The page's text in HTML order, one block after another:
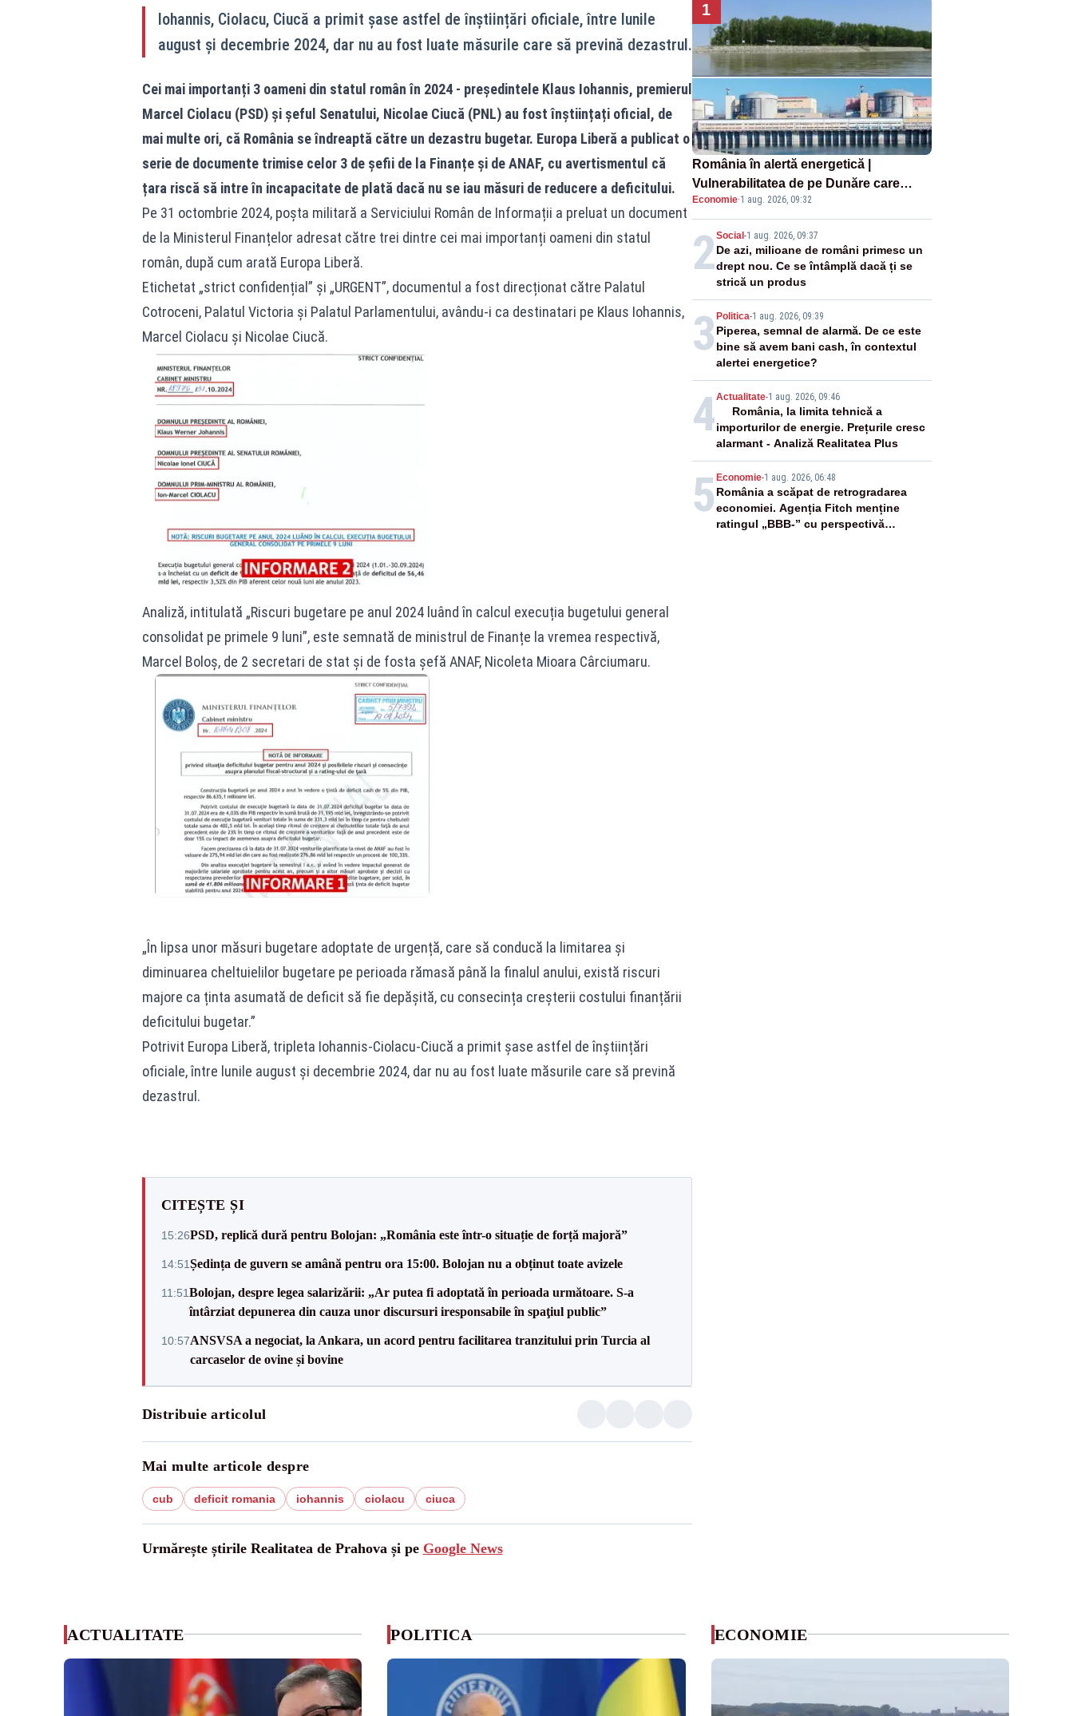
Iohannis, Ciolacu, Ciucă a primit șase astfel de înștiințări oficiale, între lunile
august și decembrie 2024, dar nu au fost luate măsurile care să prevină dezastrul.
Cei mai importanți 3 oameni din statul român în 2024 - președintele Klaus Iohannis, premierul
Marcel Ciolacu (PSD) și șeful Senatului, Nicolae Ciucă (PNL) au fost înștiințați oficial, de
mai multe ori, că România se îndreaptă către un dezastru bugetar. Europa Liberă a publicat o
serie de documente trimise celor 3 de șefii de la Finanțe și de ANAF, cu avertismentul că
țara riscă să intre în incapacitate de plată dacă nu se iau măsuri de reducere a deficitului.
Pe 31 octombrie 2024, poșta militară a Serviciului Român de Informații a preluat un document
de la Ministerul Finanțelor adresat către trei dintre cei mai importanți oameni din statul
român, după cum arată Europa Liberă.
Etichetat „strict confidențial” și „URGENT”, documentul a fost direcționat către Palatul
Cotroceni, Palatul Victoria și Palatul Parlamentului, avându-i ca destinatari pe Klaus Iohannis,
Marcel Ciolacu și Nicolae Ciucă.
Analiză, intitulată „Riscuri bugetare pe anul 2024 luând în calcul execuția bugetului general
consolidat pe primele 9 luni”, este semnată de ministrul de Finanțe la vremea respectivă,
Marcel Boloș, de 2 secretari de stat și de fosta șefă ANAF, Nicoleta Mioara Cârciumaru.
„În lipsa unor măsuri bugetare adoptate de urgență, care să conducă la limitarea și
diminuarea cheltuielilor bugetare pe perioada rămasă până la finalul anului, există riscuri
majore ca ținta asumată de deficit să fie depășită, cu consecința creșterii costului finanțării
deficitului bugetar.”
Potrivit Europa Liberă, tripleta Iohannis-Ciolacu-Ciucă a primit șase astfel de înștiințări
oficiale, între lunile august și decembrie 2024, dar nu au fost luate măsurile care să prevină
dezastrul.
CITEȘTE ȘI
15:26PSD, replică dură pentru Bolojan: „România este într-o situație de forță majoră”
14:51Ședința de guvern se amână pentru ora 15:00. Bolojan nu a obținut toate avizele
11:51Bolojan, despre legea salarizării: „Ar putea fi adoptată în perioada următoare. S-a
întârziat depunerea din cauza unor discursuri iresponsabile în spaţiul public”
10:57ANSVSA a negociat, la Ankara, un acord pentru facilitarea tranzitului prin Turcia al
carcaselor de ovine și bovine
Distribuie articolul
Mai multe articole despre
cub deficit romania iohannis ciolacu ciuca
Urmărește știrile Realitatea de Prahova și pe Google News
1
România în alertă energetică |
Vulnerabilitatea de pe Dunăre care
pune în pericol Centrala Cernavodă era
cunoscută de pe vremea lui Ceaușescu
Economie·1 aug. 2026, 09:32
2Social -1 aug. 2026, 09:37
De azi, milioane de români primesc un
drept nou. Ce se întâmplă dacă ți se
strică un produs
3 Politica-1 aug. 2026, 09:39
Piperea, semnal de alarmă. De ce este
bine să avem bani cash, în contextul
alertei energetice?
4Actualitate-1 aug. 2026, 09:46
România, la limita tehnică a
importurilor de energie. Prețurile cresc
alarmant - Analiză Realitatea Plus
5 Economie-1 aug. 2026, 06:48
România a scăpat de retrogradarea
economiei. Agenția Fitch menține
ratingul „BBB-” cu perspectivă
ACTUALITATE POLITICA ECONOMIE